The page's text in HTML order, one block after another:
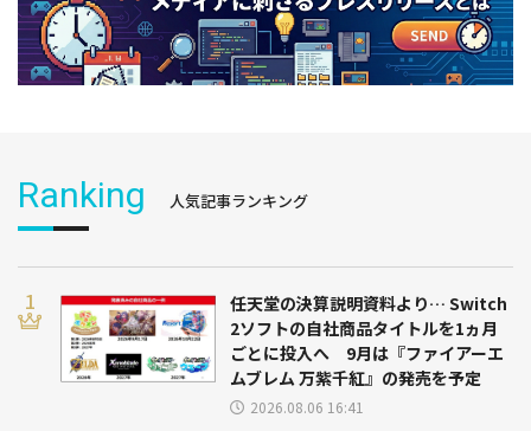
Ranking 人気記事ランキング
任天堂の決算説明資料より… Switch
2ソフトの自社商品タイトルを1ヵ月
ごとに投入へ 9月は『ファイアーエ
ムブレム 万紫千紅』の発売を予定
2026.08.06 16:41